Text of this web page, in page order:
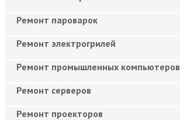
Ремонт пароварок
Ремонт электрогрилей
Ремонт промышленных компьютеров
Ремонт серверов
Ремонт проекторов